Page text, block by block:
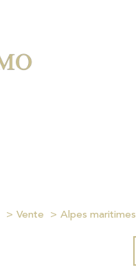
Vente Alpes maritimes